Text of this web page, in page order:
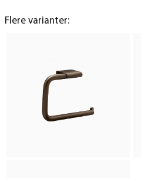
Flere varianter: